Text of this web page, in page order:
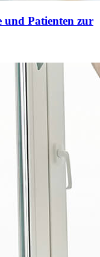
und Patienten zur